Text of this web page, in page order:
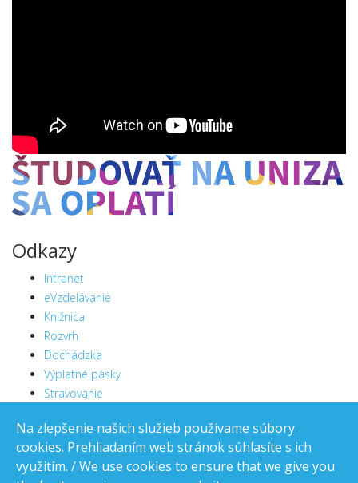
Odkazy
Intranet
eVzdelávanie
Knižnica
Rozvrh
Dochádzka
Výplatné pásky
Stravovanie
Zimbra
Telefónny zoznam ŽU v Žiline
Na zlepšenie našich služieb používame súbory
cookies. Prehliadaním web stránok súhlasíte s ich
využitím. / We use cookies to ensure that we give you